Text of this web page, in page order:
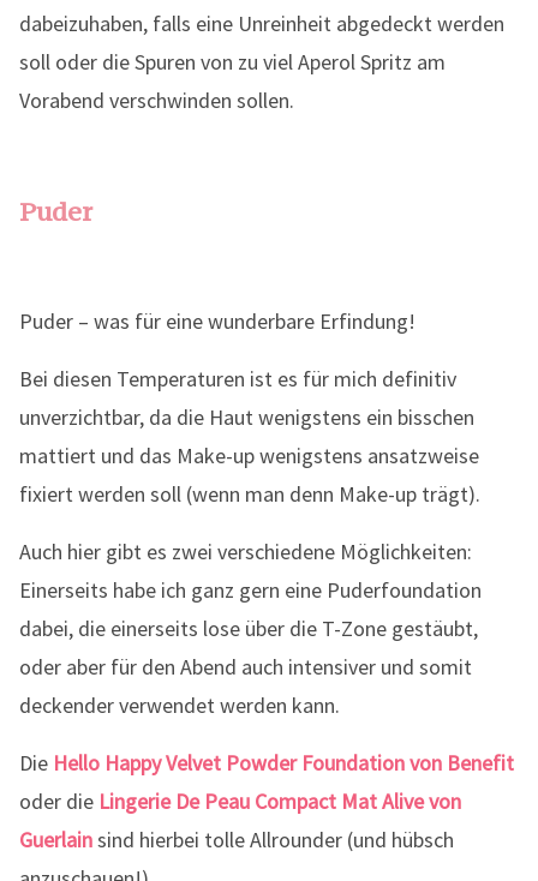
dabeizuhaben, falls eine Unreinheit abgedeckt werden
soll oder die Spuren von zu viel Aperol Spritz am
Vorabend verschwinden sollen.
Puder
Puder – was für eine wunderbare Erfindung!
Bei diesen Temperaturen ist es für mich definitiv
unverzichtbar, da die Haut wenigstens ein bisschen
mattiert und das Make-up wenigstens ansatzweise
fixiert werden soll (wenn man denn Make-up trägt).
Auch hier gibt es zwei verschiedene Möglichkeiten:
Einerseits habe ich ganz gern eine Puderfoundation
dabei, die einerseits lose über die T-Zone gestäubt,
oder aber für den Abend auch intensiver und somit
deckender verwendet werden kann.
Die Hello Happy Velvet Powder Foundation von Benefit
oder die Lingerie De Peau Compact Mat Alive von
Guerlainsind hierbei tolle Allrounder (und hübsch